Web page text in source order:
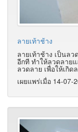
ลายเท้าช้าง
ลายเท้าช้าง เป็นล
อีกที ทำให้ลวดลาย
ลวดลาย เพื่อให้เกิด
เผยแพร่เมื่อ 14-07-